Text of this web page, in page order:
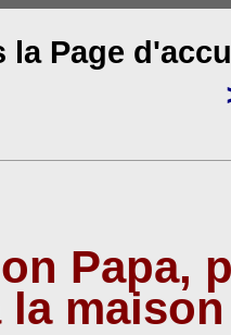
la Page
Papa,
la maison